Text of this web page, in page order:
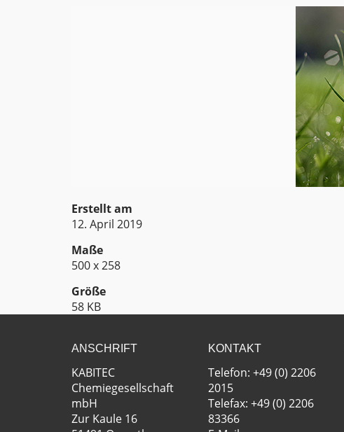
Erstellt am
12. April 2019
Maße
500 x 258
Größe
58 KB
ANSCHRIFT
KABITEC
Chemiegesellschaft
mbH
Zur Kaule 16
KONTAKT
Telefon: +49 (0) 2206
2015
Telefax: +49 (0) 2206
83366